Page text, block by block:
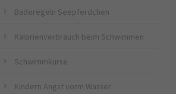
Baderegeln Seepferdchen
Kalorienverbrauch beim Schwimmen
Schwimmkurse
Kindern Angst vorm Wasser